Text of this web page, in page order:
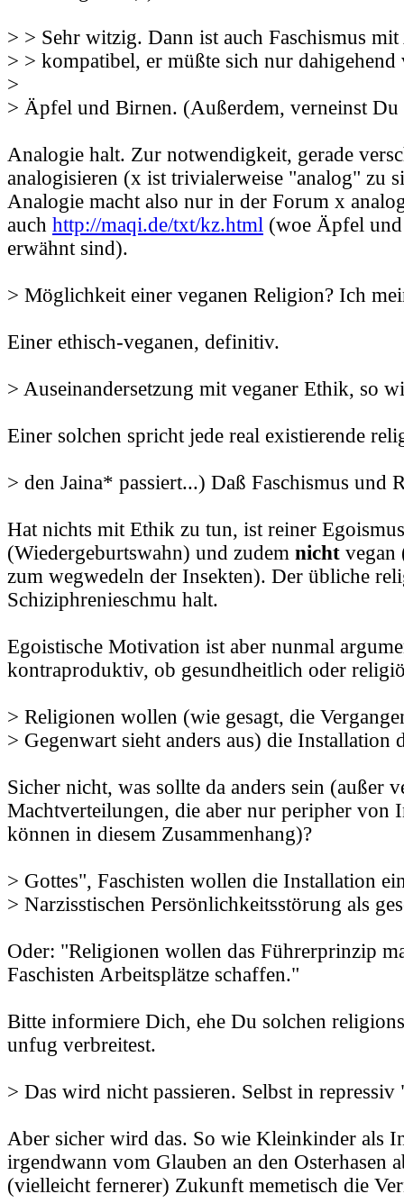
> > Sehr witzig. Dann ist auch Faschismus
> > kompatibel, er müßte sich nur dahigehend
>
> Äpfel und Birnen. (Außerdem, verneinst Du
Analogie halt. Zur notwendigkeit, gerade
analogisieren (x ist trivialerweise "analog" zu
Analogie macht also nur in der Forum x
auch http://maqi.de/txt/kz.html (woe Äpfel
erwähnt sind).
> Möglichkeit einer veganen Religion? Ich
Einer ethisch-veganen, definitiv.
> Auseinandersetzung mit veganer Ethik, so
Einer solchen spricht jede real existierende
> den Jaina* passiert...) Daß Faschismus und
Hat nichts mit Ethik zu tun, ist reiner Egoismus
(Wiedergeburtswahn) und zudem nicht vegan
zum wegwedeln der Insekten). Der übliche
Schiziphrenieschmu halt.
Egoistische Motivation ist aber nunmal
kontraproduktiv, ob gesundheitlich oder
> Religionen wollen (wie gesagt, die
> Gegenwart sieht anders aus) die Installation
Sicher nicht, was sollte da anders sein (außer
Machtverteilungen, die aber nur peripher von
können in diesem Zusammenhang)?
> Gottes", Faschisten wollen die Installation
> Narzisstischen Persönlichkeitsstörung als
Oder: "Religionen wollen das Führerprinzip
Faschisten Arbeitsplätze schaffen."
Bitte informiere Dich, ehe Du solchen
unfug verbreitest.
> Das wird nicht passieren. Selbst in repressiv
Aber sicher wird das. So wie Kleinkinder als
irgendwann vom Glauben an den Osterhasen
(vielleicht fernerer) Zukunft memetisch die